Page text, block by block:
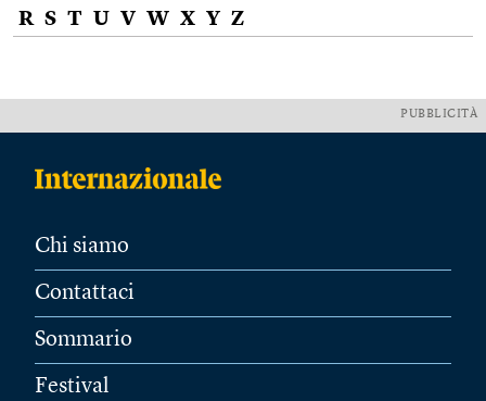
R S T U V W X Y Z
PUBBLICITÀ
Chi siamo
Contattaci
Sommario
Festival